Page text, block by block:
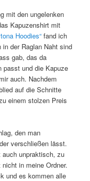
mit den ungelenken
Kapuzenshirt mit
Hoodies“ fand ich
der Raglan Naht sind
gab, das da
passt und die Kapuze
auch. Nachdem
auf die Schnitte
einem stolzen Preis
den man
verschließen lässt.
unpraktisch, zu
in meine Ordner.
und es kommen alle